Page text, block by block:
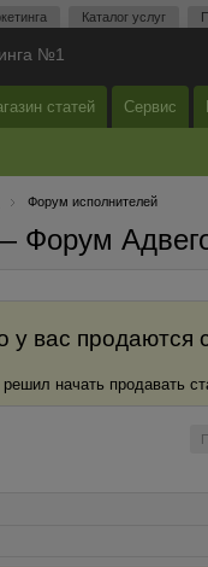
Каталог услуг
№1
статей Сервис
Форум исполнителей
Форум
у вас продаются
начать продавать